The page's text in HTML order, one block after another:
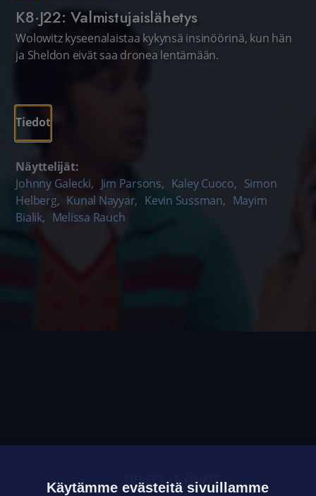
K8·J22: Valmistujaislähetys
Wolowitz kyseenalaistaa kykynsä insinöörinä, kun hän
ja Sheldon eivät saa dronea lentämään.
Tiedot
Näyttelijät:
Johnny Galecki, Jim Parsons, Kaley Cuoco, Simon
Helberg, Kunal Nayyar, Kevin Sussman, Mayim
Bialik, Melissa Rauch
OHJEET JA VINKIT
Käytämme evästeitä sivuillamme